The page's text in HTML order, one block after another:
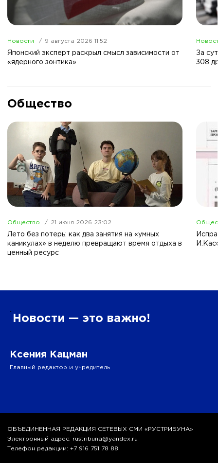
Новости 9 августа 2026 11:52
Японский эксперт раскрыл смысл зависимости от
«ядерного зонтика»
За
308
Общество
Общество 21 июня 2026 23:02
Лето без потерь: как два занятия на «умных
каникулах» в неделю превращают время отдыха в
ценный ресурс
” Новости — это важно!
Ксения Кацман
Главный редактор и учредитель
ОБЪЕДИНЕННАЯ РЕДАКЦИЯ СЕТЕВЫХ СМИ «РУСТРИБУНА»
Электронный адрес: rustribuna@yandex.ru
Телефон редакции: +7 916 751 78 88